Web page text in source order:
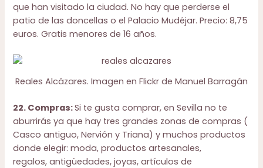
que han visitado la ciudad. No hay que perderse el
patio de las doncellas o el Palacio Mudéjar. Precio: 8,75
euros. Gratis menores de 16 años.
Reales Alcázares. Imagen en Flickr de Manuel Barragán
22. Compras:Si te gusta comprar, en Sevilla no te
aburrirás ya que hay tres grandes zonas de compras (
Casco antiguo, Nervión y Triana) y muchos productos
donde elegir: moda, productos artesanales,
regalos, antigüedades, joyas, artículos de